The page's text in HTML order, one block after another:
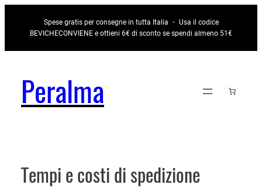
contenuto
Spese gratis per consegne in tutta Italia ・ Usa il codice
BEVICHECONVIENE e ottieni 6€ di sconto se spendi almeno 51€
Peralma
Tempi e costi di spedizione